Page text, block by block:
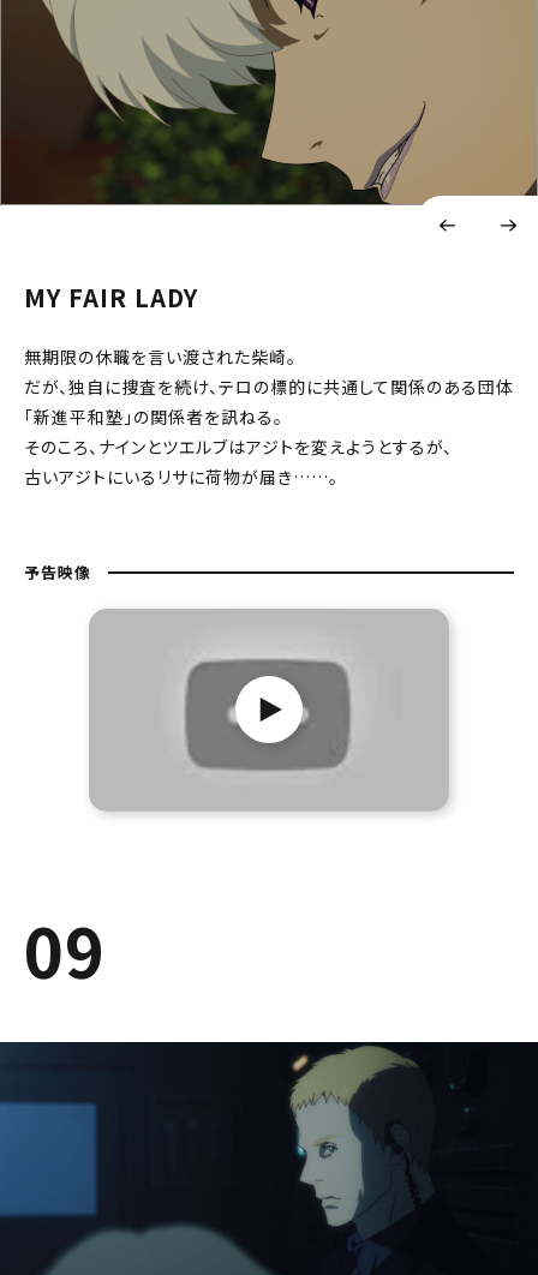
MY FAIR LADY
無期限の休職を言い渡された柴崎。
だが、独自に捜査を続け、テロの標的に共通して関係のある団体
「新進平和塾」の関係者を訊ねる。
そのころ、ナインとツエルブはアジトを変えようとするが、
古いアジトにいるリサに荷物が届き……。
予告映像
09